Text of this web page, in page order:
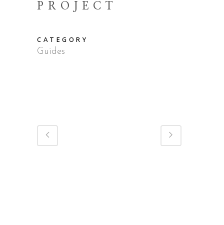
PROJECT
CATEGORY
Guides